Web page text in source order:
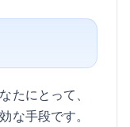
たにとって、
な手段です。